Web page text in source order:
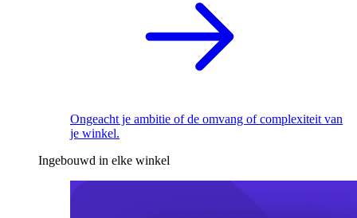
Ongeacht je ambitie of de omvang of complexiteit van
je winkel.
Ingebouwd in elke winkel